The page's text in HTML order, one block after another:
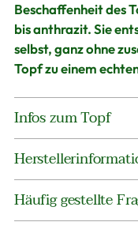
Beschaffenheit des
bis anthrazit. Sie
selbst, ganz ohne
Topf zu einem
Infos zum Topf
Häufig gestellte